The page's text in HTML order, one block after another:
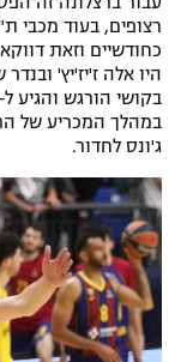
תקנון פעילות
רשיון להקרנה
הצטרפות לחבילת
לוח דרושים –
תגיות
המגזין
רצופים, בעוד מכבי
כחודשיים וזאת
היו אלה ז'יז'יץ'
במהלך המכריע של
ג'ונס לחדור.